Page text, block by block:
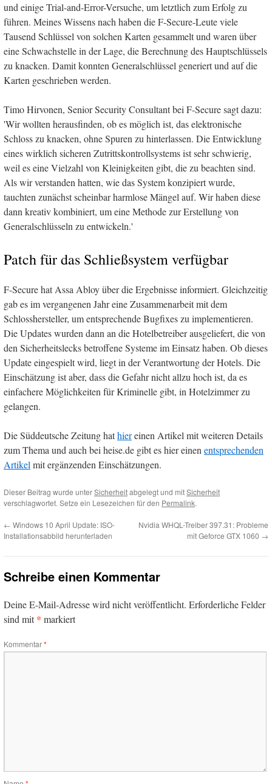
und einige Trial-and-Error-Versuche, um letztlich zum Erfolg zu
führen. Meines Wissens nach haben die F-Secure-Leute viele
Tausend Schlüssel von solchen Karten gesammelt und waren über
eine Schwachstelle in der Lage, die Berechnung des Hauptschlüssels
zu knacken. Damit konnten Generalschlüssel generiert und auf die
Karten geschrieben werden.
Timo Hirvonen, Senior Security Consultant bei F-Secure sagt dazu:
'Wir wollten herausfinden, ob es möglich ist, das elektronische
Schloss zu knacken, ohne Spuren zu hinterlassen. Die Entwicklung
eines wirklich sicheren Zutrittskontrollsystems ist sehr schwierig,
weil es eine Vielzahl von Kleinigkeiten gibt, die zu beachten sind.
Als wir verstanden hatten, wie das System konzipiert wurde,
tauchten zunächst scheinbar harmlose Mängel auf. Wir haben diese
dann kreativ kombiniert, um eine Methode zur Erstellung von
Generalschlüsseln zu entwickeln.'
Patch für das Schließsystem verfügbar
F-Secure hat Assa Abloy über die Ergebnisse informiert. Gleichzeitig
gab es im vergangenen Jahr eine Zusammenarbeit mit dem
Schlosshersteller, um entsprechende Bugfixes zu implementieren.
Die Updates wurden dann an die Hotelbetreiber ausgeliefert, die von
den Sicherheitslecks betroffene Systeme im Einsatz haben. Ob dieses
Update eingespielt wird, liegt in der Verantwortung der Hotels. Die
Einschätzung ist aber, dass die Gefahr nicht allzu hoch ist, da es
einfachere Möglichkeiten für Kriminelle gibt, in Hotelzimmer zu
gelangen.
Die Süddeutsche Zeitung hathiereinen Artikel mit weiteren Details
zum Thema und auch bei heise.de gibt es hier einenentsprechenden
Artikelmit ergänzenden Einschätzungen.
Dieser Beitrag wurde unterSicherheitabgelegt und mitSicherheit
verschlagwortet. Setze ein Lesezeichen für den Permalink.
← Windows 10 April Update: ISO-
Installationsabbild herunterladen
Nvidia WHQL-Treiber 397.31: Probleme
mit Geforce GTX 1060 →
Schreibe einen Kommentar
Deine E-Mail-Adresse wird nicht veröffentlicht. Erforderliche Felder
sind mit* markiert
Kommentar*